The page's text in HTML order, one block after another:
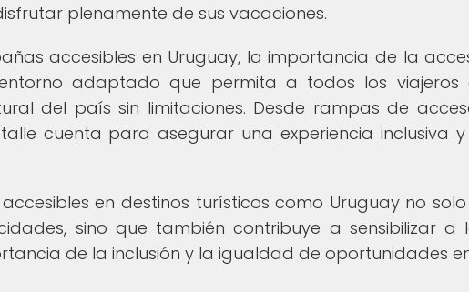
plenamente de sus vacaciones.
accesibles en Uruguay, la importancia de la
adaptado que permita a todos los viajeros
del país sin limitaciones. Desde rampas de
cuenta para asegurar una experiencia inclusiva y
en destinos turísticos como Uruguay no
sino que también contribuye a sensibilizar a
de la inclusión y la igualdad de oportunidades